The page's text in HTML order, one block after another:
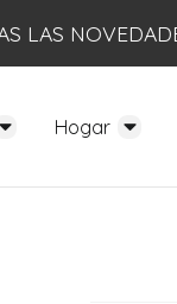
LAS
Hogar